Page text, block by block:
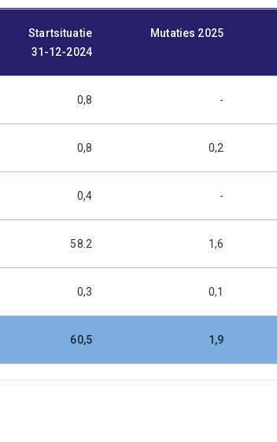
Startsituatie
31-12-2024
Mutaties 2025
0,8 -
0,8 0,2
0,4 -
58.2 1,6
0,3 0,1
60,5 1,9